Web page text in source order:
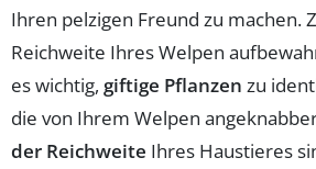
Ihren pelzigen Freund zu machen.
Reichweite Ihres Welpen
es wichtig, giftige Pflanzen zu
die von Ihrem Welpen
der Reichweite Ihres Haustieres